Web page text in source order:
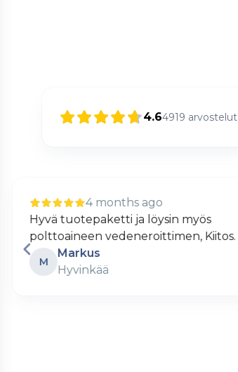
4.64919 arvostelut
4 months ago
Nopea ja kätevä verkkokauppa.
Matti
Turku